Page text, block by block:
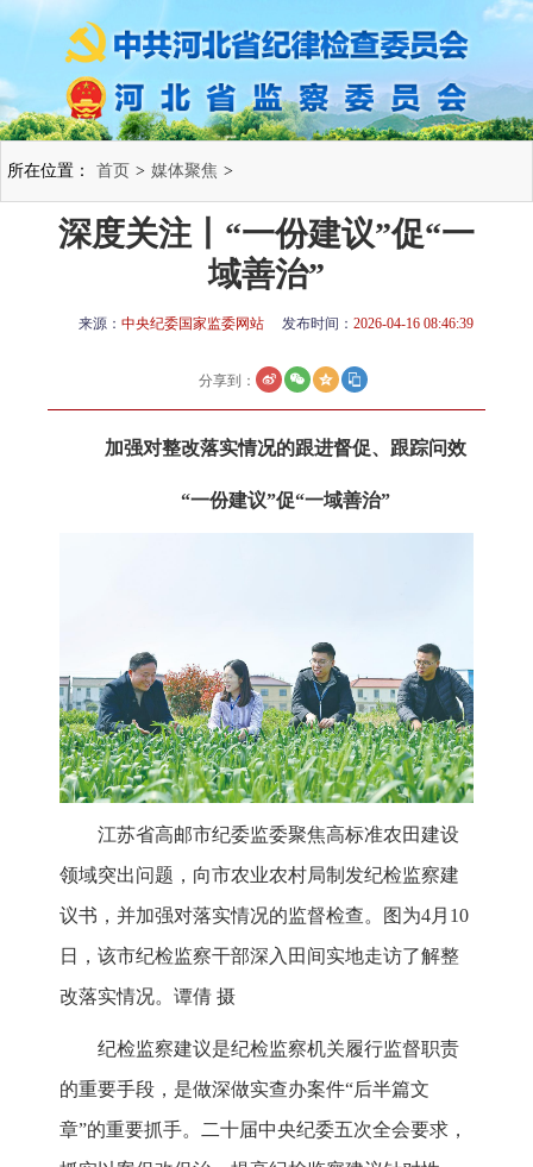
所在位置： 首页 > 媒体聚焦 >
深度关注丨“一份建议”促“一
域善治”
来源： 中央纪委国家监委网站 发布时间： 2026-04-16 08:46:39
分享到：
加强对整改落实情况的跟进督促、跟踪问效
“一份建议”促“一域善治”
江苏省高邮市纪委监委聚焦高标准农田建设
领域突出问题，向市农业农村局制发纪检监察建
议书，并加强对落实情况的监督检查。图为4月10
日，该市纪检监察干部深入田间实地走访了解整
改落实情况。谭倩 摄
纪检监察建议是纪检监察机关履行监督职责
的重要手段，是做深做实查办案件“后半篇文
章”的重要抓手。二十届中央纪委五次全会要求，